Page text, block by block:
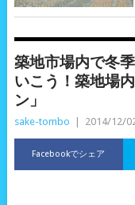
築地市場内で冬
いこう！築地場
ン」
sake-tombo 2014/12/
Facebookでシェア